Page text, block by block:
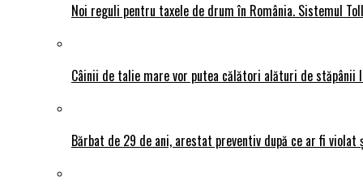
Noi reguli pentru taxele de drum în România. Sistemul
Câinii de talie mare vor putea călători alături de stăpânii
Bărbat de 29 de ani, arestat preventiv după ce ar fi